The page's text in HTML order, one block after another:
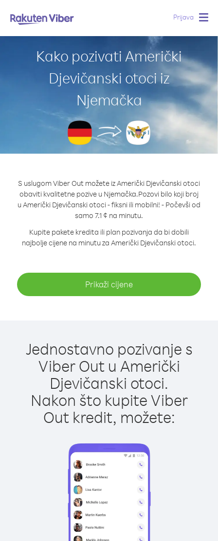
Prijava
Kako pozivati Američki
Djevičanski otoci iz
Njemačka
S uslugom Viber Out možete iz Američki Djevičanski otoci
obaviti kvalitetne pozive u Njemačka.Pozovi bilo koji broj
u Američki Djevičanski otoci - fiksni ili mobilni! - Počevši od
samo 7.1 ¢ na minutu.
Kupite pakete kredita ili plan pozivanja da bi dobili
najbolje cijene na minutu za Američki Djevičanski otoci.
Prikaži cijene
Jednostavno pozivanje s
Viber Out u Američki
Djevičanski otoci.
Nakon što kupite Viber
Out kredit, možete: